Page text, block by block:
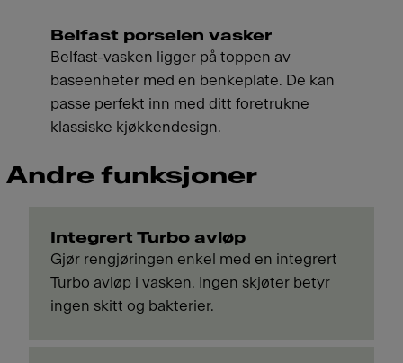
Belfast porselen vasker
Belfast-vasken ligger på toppen av
baseenheter med en benkeplate. De kan
passe perfekt inn med ditt foretrukne
klassiske kjøkkendesign.
Andre funksjoner
Integrert Turbo avløp
Gjør rengjøringen enkel med en integrert
Turbo avløp i vasken. Ingen skjøter betyr
ingen skitt og bakterier.